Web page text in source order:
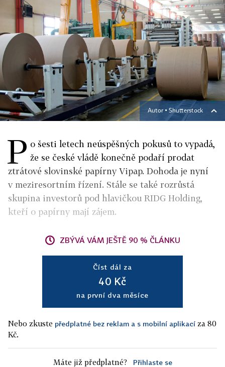
Autor ▪ Shutterstock
P o šesti letech neúspěšných pokusů to vypadá,
že se české vládě konečně podaří prodat
ztrátové slovinské papírny Vipap. Dohoda je nyní
v meziresortním řízení. Stále se také rozrůstá
skupina investorů pod hlavičkou RIDG Holding,
kteří o papírny mají zájem.
ZBÝVÁ VÁM JEŠTĚ 90 % ČLÁNKU
Číst dál za
40 Kč
na první dva měsíce
Nebo zkuste předplatné bez reklam a s mobilní aplikací za 80
Kč.
Máte již předplatné? Přihlaste se